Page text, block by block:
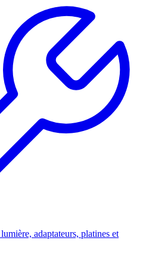
adaptateurs, platines et